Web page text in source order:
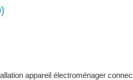
appareil électroménager